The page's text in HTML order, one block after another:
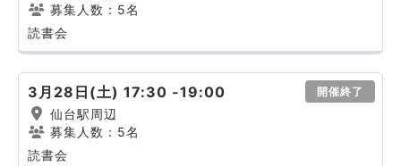
募集人数：5名
読書会
3月28日(土) 17:30 -19:00 開催終了
仙台駅周辺
募集人数：5名
読書会